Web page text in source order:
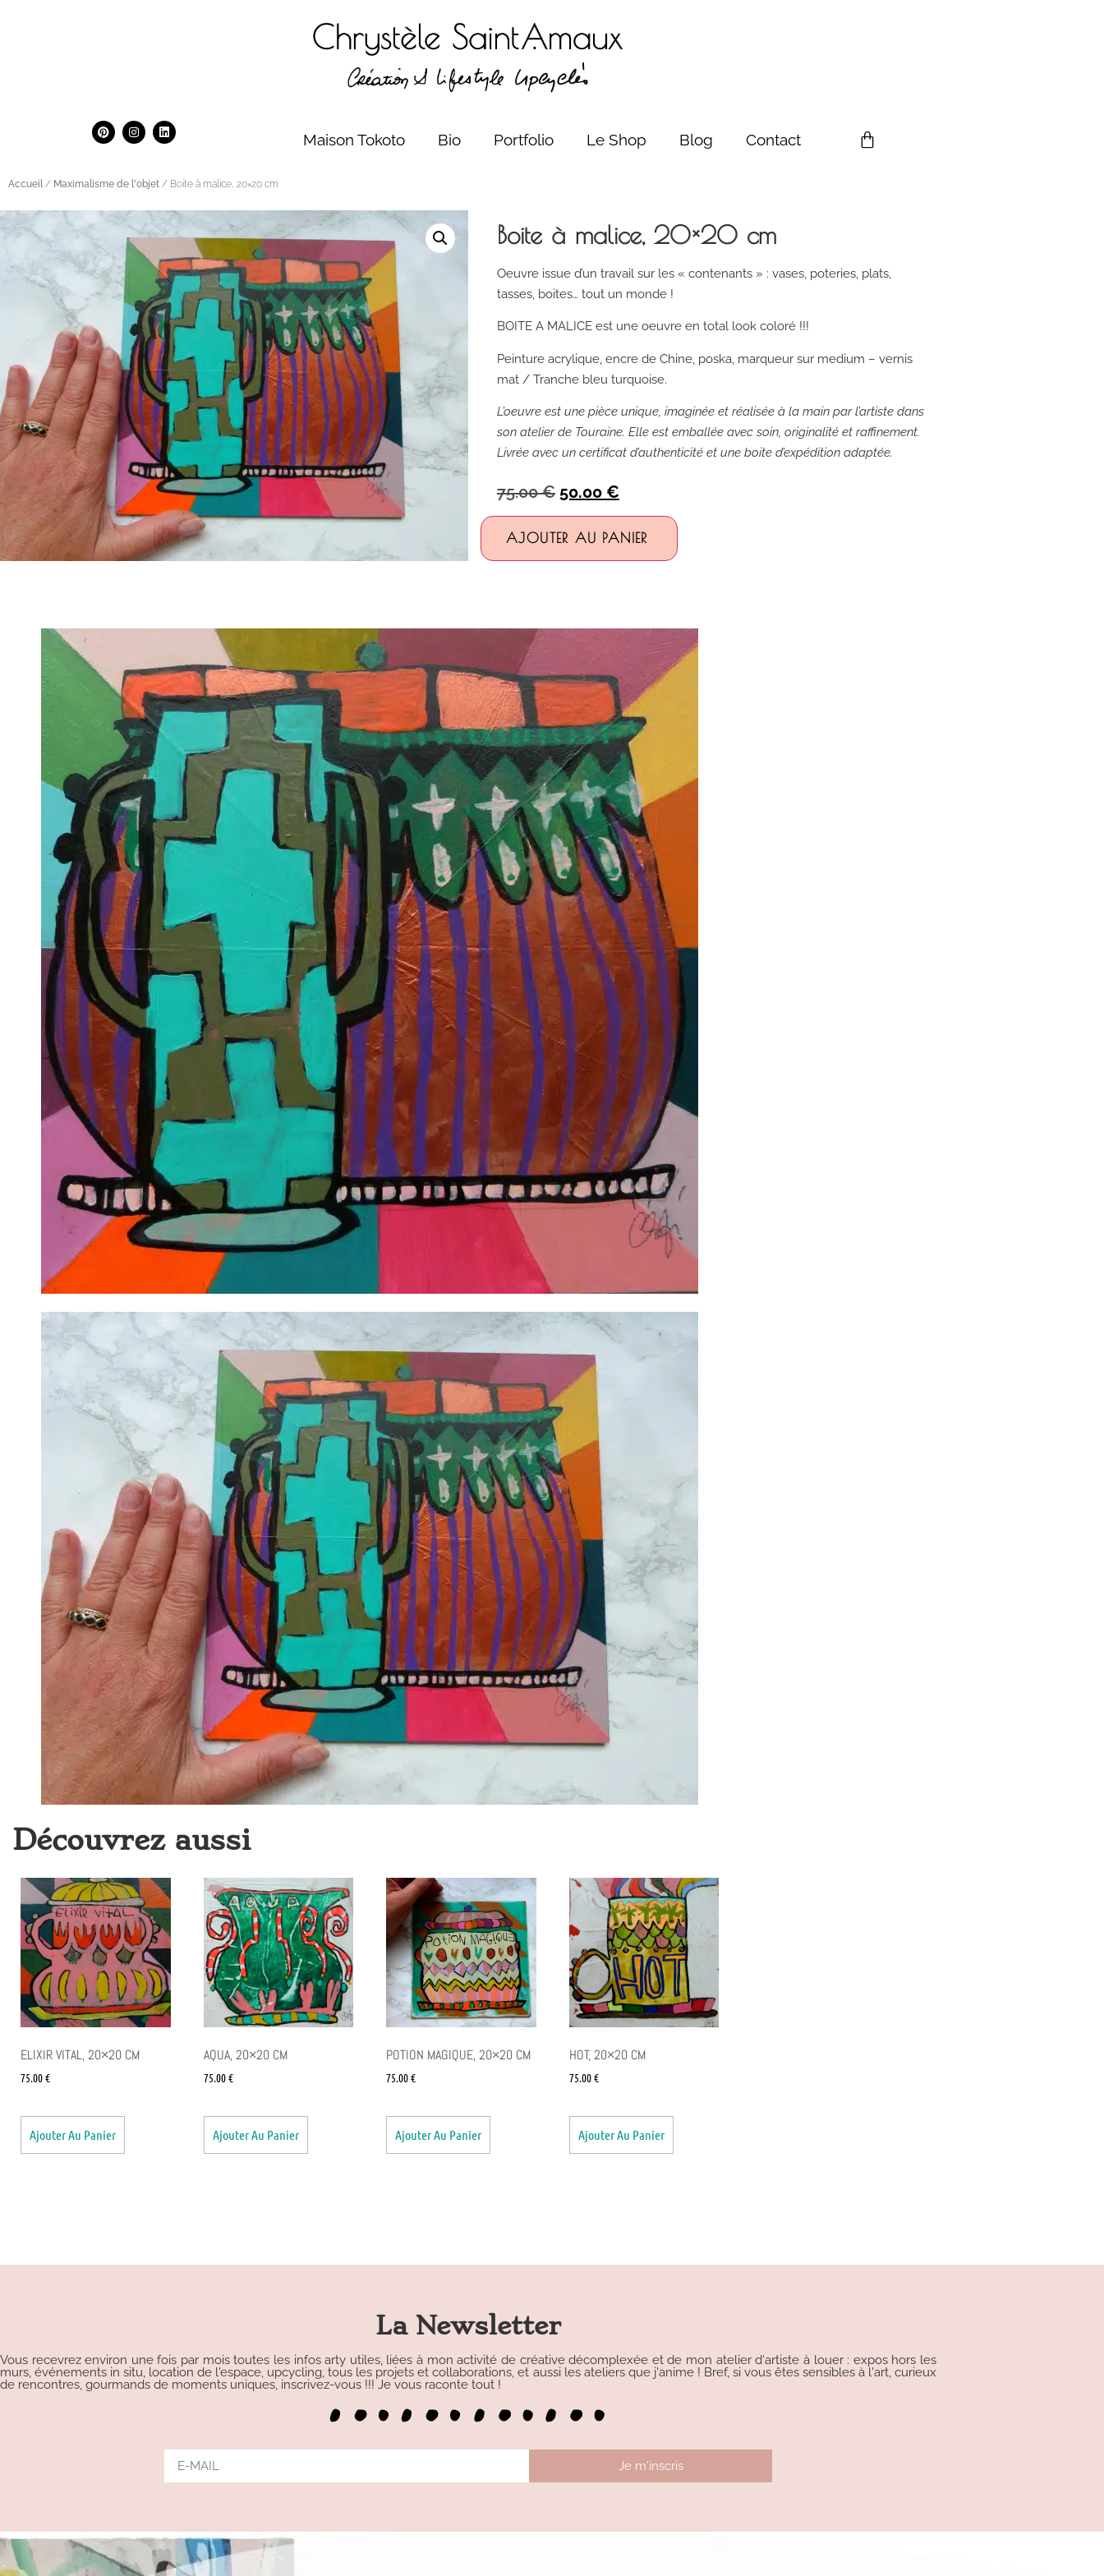
Maison Tokoto Bio Portfolio Le Shop Blog Contact
Accueil / Maximalisme de l'objet / Boite à malice, 20×20 cm
Boite à malice, 20×20 cm
Oeuvre issue d’un travail sur les « contenants » : vases, poteries, plats,
tasses, boites… tout un monde !
BOITE A MALICE est une oeuvre en total look coloré !!!
Peinture acrylique, encre de Chine, poska, marqueur sur medium – vernis
mat / Tranche bleu turquoise.
L’oeuvre est une pièce unique, imaginée et réalisée à la main par l’artiste dans
son atelier de Touraine. Elle est emballée avec soin, originalité et raffinement.
Livrée avec un certificat d’authenticité et une boite d’expédition adaptée.
75.00€ 50.00 €
AJOUTER AU PANIER
Alternative:
Découvrez aussi
ELIXIR VITAL, 20×20 CM
75.00€
Ajouter Au Panier
AQUA, 20×20 CM
75.00€
Ajouter Au Panier
POTION MAGIQUE, 20×20 CM
75.00€
Ajouter Au Panier
HOT, 20×20 CM
75.00€
Ajouter Au Panier
La Newsletter
Vous recevrez environ une fois par mois toutes les infos arty utiles, liées à mon activité de créative décomplexée et de mon atelier d'artiste à louer : expos hors les
murs, événements in situ, location de l'espace, upcycling, tous les projets et collaborations, et aussi les ateliers que j'anime ! Bref, si vous êtes sensibles à l'art, curieux
de rencontres, gourmands de moments uniques, inscrivez-vous !!! Je vous raconte tout !
Je m'inscris